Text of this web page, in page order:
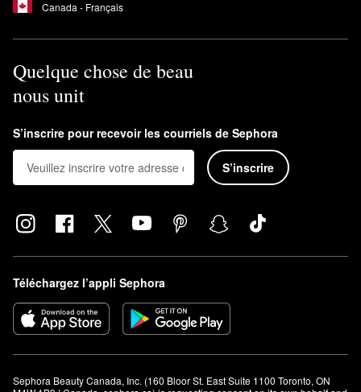
Canada - Français
Quelque chose de beau
nous unit
S’inscrire pour recevoir les courriels de Sephora
S’inscrire
Téléchargez l’appli Sephora
Sephora Beauty Canada, Inc. (160 Bloor St. East Suite 1100 Toronto, ON